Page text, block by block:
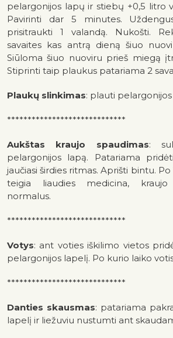
pelargonijos lapų ir stiebų +0,5 litro
Pavirinti dar 5 minutes.
prisitraukti 1 valandą. Nukošti.
savaites kas antrą dieną šiuo
Siūloma šiuo nuoviru prieš miegą
Stiprinti taip plaukus patariama 2
Plaukų slinkimas: plauti
*****************************
Aukštas kraujo spaudimas:
pelargonijos lapą. Patariama
jaučiasi širdies ritmas. Aprišti bintu. Po
teigia liaudies medicina,
normalus.
*****************************
Votys: ant voties iškilimo vietos
pelargonijos lapelį. Po kurio laiko
*****************************
Danties skausmas: patariama
lapelį ir liežuviu nustumti ant